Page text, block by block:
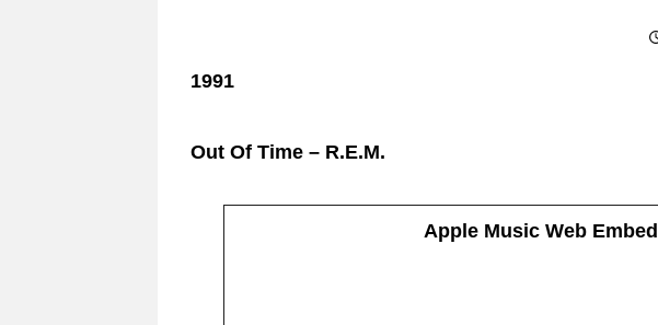
1991
Out Of Time – R.E.M.
Apple Music Web Embed